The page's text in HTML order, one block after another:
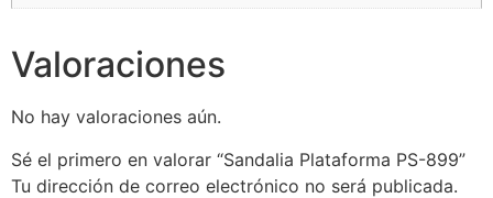
Valoraciones
No hay valoraciones aún.
Sé el primero en valorar “Sandalia Plataforma PS-899”
Tu dirección de correo electrónico no será publicada.